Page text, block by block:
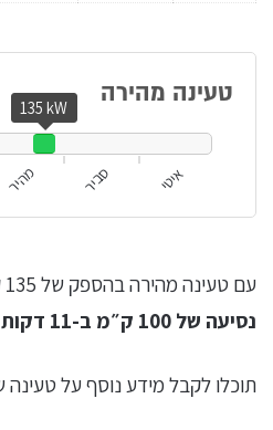
טעינה מהירה 135 kW
איטי סביר מהיר
עם טעינה מהירה בהספק של 135 קילוואט, תוכלו לקבל
נסיעה של 100 ק״מ ב-11 דקות של טעינה
תוכלו לקבל מידע נוסף על